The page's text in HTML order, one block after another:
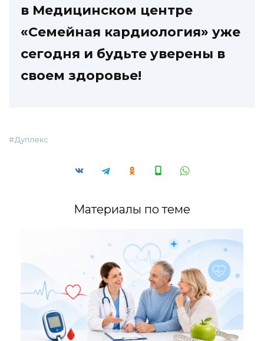
в Медицинском центре
«Семейная кардиология» уже
сегодня и будьте уверены в
своем здоровье!
Дуплекс
Материалы по теме